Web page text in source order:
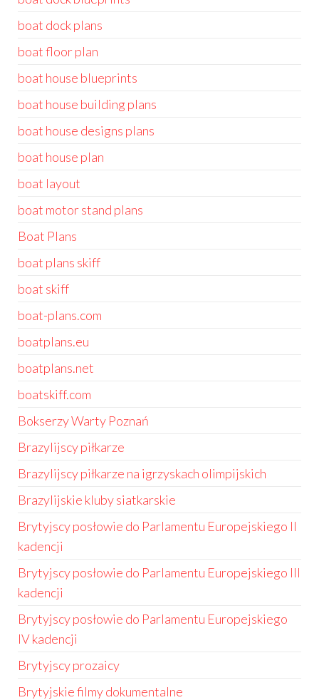
boat dock plans
boat floor plan
boat house blueprints
boat house building plans
boat house designs plans
boat house plan
boat layout
boat motor stand plans
Boat Plans
boat plans skiff
boat skiff
boat-plans.com
boatplans.eu
boatplans.net
boatskiff.com
Bokserzy Warty Poznań
Brazylijscy piłkarze
Brazylijscy piłkarze na igrzyskach olimpijskich
Brazylijskie kluby siatkarskie
Brytyjscy posłowie do Parlamentu Europejskiego II
kadencji
Brytyjscy posłowie do Parlamentu Europejskiego III
kadencji
Brytyjscy posłowie do Parlamentu Europejskiego
IV kadencji
Brytyjscy prozaicy
Brytyjskie filmy dokumentalne